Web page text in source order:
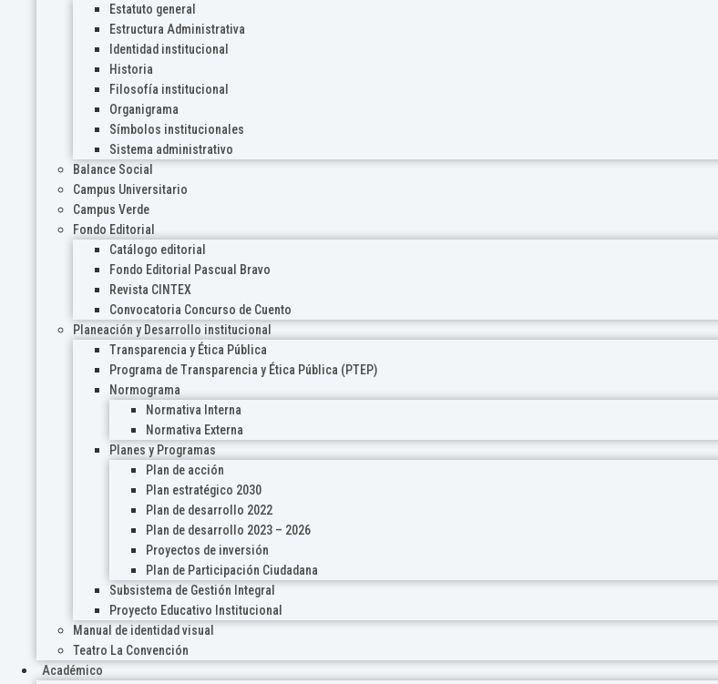
Estatuto general
Estructura Administrativa
Identidad institucional
Historia
Filosofía institucional
Organigrama
Símbolos institucionales
Sistema administrativo
Balance Social
Campus Universitario
Campus Verde
Fondo Editorial
Catálogo editorial
Fondo Editorial Pascual Bravo
Revista CINTEX
Convocatoria Concurso de Cuento
Planeación y Desarrollo institucional
Transparencia y Ética Pública
Programa de Transparencia y Ética Pública (PTEP)
Normograma
Normativa Interna
Normativa Externa
Planes y Programas
Plan de acción
Plan estratégico 2030
Plan de desarrollo 2022
Plan de desarrollo 2023 – 2026
Proyectos de inversión
Plan de Participación Ciudadana
Subsistema de Gestión Integral
Proyecto Educativo Institucional
Manual de identidad visual
Teatro La Convención
Académico